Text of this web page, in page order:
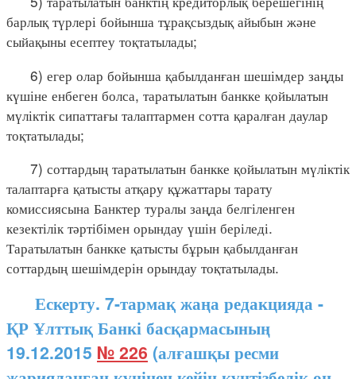
барлық түрлері бойынша тұрақсыздық айыбын және
сыйақыны есептеу тоқтатылады;
6) егер олар бойынша қабылданған шешімдер заңды
күшіне енбеген болса, таратылатын банкке қойылатын
мүліктік сипаттағы талаптармен сотта қаралған даулар
тоқтатылады;
7) соттардың таратылатын банкке қойылатын мүліктік
талаптарға қатысты атқару құжаттары тарату
комиссиясына Банктер туралы заңда белгіленген
кезектілік тәртібімен орындау үшін беріледі.
Таратылатын банкке қатысты бұрын қабылданған
соттардың шешімдерін орындау тоқтатылады.
Ескерту. 7-тармақ жаңа редакцияда -
ҚР Ұлттық Банкі басқармасының
19.12.2015 № 226 (алғашқы ресми